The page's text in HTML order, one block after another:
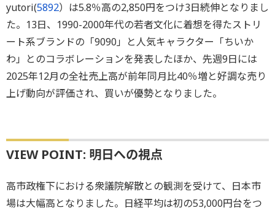
yutori(5892）は5.8％高の2,850円をつけ3日続伸となりまし
た。13日、1990-2000年代の若者文化に着想を得たストリ
ート系ブランドの「9090」と人気キャラクター「ちいか
わ」とのコラボレーションを発表したほか、先週9日には
2025年12月の全社売上高が前年同月比40％増と好調な売り
上げ動向が評価され、買いが優勢となりました。
VIEW POINT: 明日への視点
高市政権下における衆議院解散との観測を受けて、日本市
場は大幅高となりました。日経平均は初の53,000円台をつ